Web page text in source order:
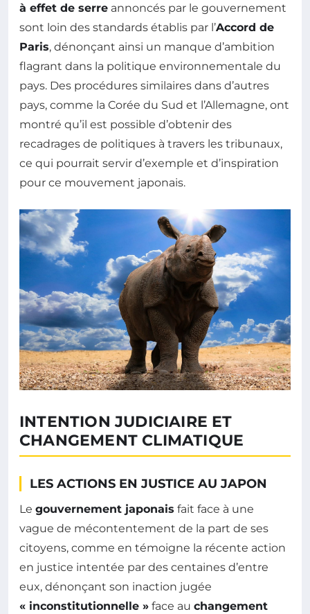
à effet de serre annoncés par le gouvernement
sont loin des standards établis par l’Accord de
Paris, dénonçant ainsi un manque d’ambition
flagrant dans la politique environnementale du
pays. Des procédures similaires dans d’autres
pays, comme la Corée du Sud et l’Allemagne, ont
montré qu’il est possible d’obtenir des
recadrages de politiques à travers les tribunaux,
ce qui pourrait servir d’exemple et d’inspiration
pour ce mouvement japonais.
INTENTION JUDICIAIRE ET
CHANGEMENT CLIMATIQUE
LES ACTIONS EN JUSTICE AU JAPON
Le gouvernement japonais fait face à une
vague de mécontentement de la part de ses
citoyens, comme en témoigne la récente action
en justice intentée par des centaines d’entre
eux, dénonçant son inaction jugée
« inconstitutionnelle » face au changement